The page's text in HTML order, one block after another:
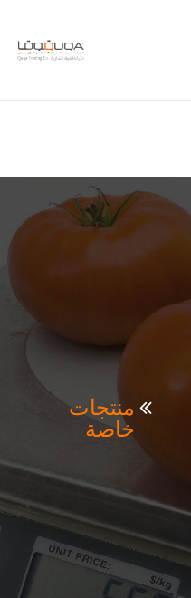
منتجات
خاصة